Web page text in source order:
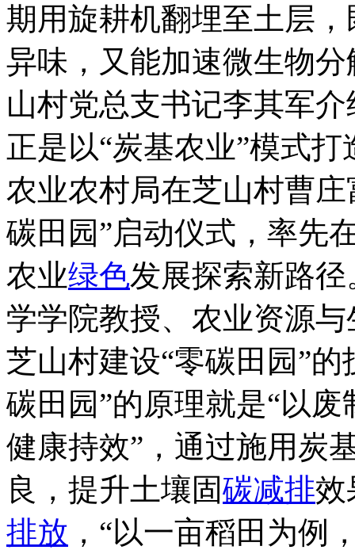
期用旋耕机翻埋至土层
异味，又能加速微生物
山村党总支书记李其军
正是以“炭基农业”模式
农业农村局在芝山村曹
碳田园”启动仪式，率先
农业绿色发展探索新路
学学院教授、农业资源
芝山村建设“零碳田园”
碳田园”的原理就是“以
健康持效”，通过施用炭
良，提升土壤固碳减排效
排放 ，“以一亩稻田为例